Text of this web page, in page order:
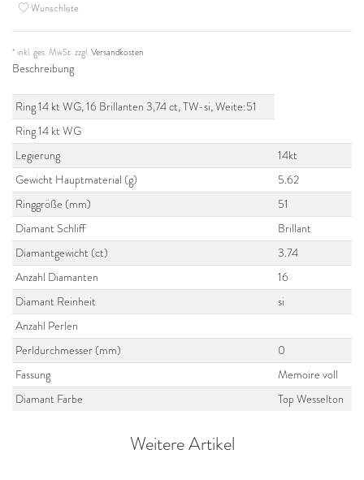
Wunschliste
* inkl. ges. MwSt. zzgl.Versandkosten
Beschreibung
Ring 14 kt WG, 16 Brillanten 3,74 ct, TW-si, Weite:51
Ring 14 kt WG
Legierung
14kt
Gewicht Hauptmaterial (g)
5.62
Ringgröße (mm)
51
Diamant Schliff
Brillant
Diamantgewicht (ct)
3.74
Anzahl Diamanten
16
Diamant Reinheit
si
Anzahl Perlen
Perldurchmesser (mm)
0
Fassung
Memoire voll
Diamant Farbe
Top Wesselton
Weitere Artikel